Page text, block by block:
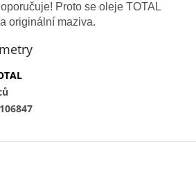
Proto se oleje TOTAL
originální maziva.